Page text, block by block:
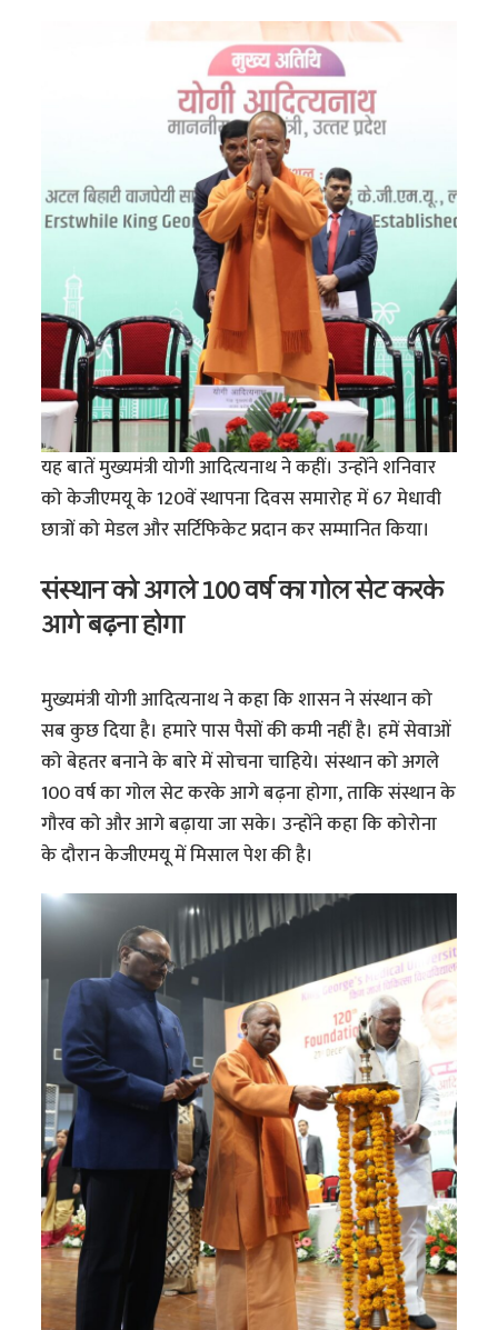
यह बातें मुख्यमंत्री योगी आदित्यनाथ ने कहीं। उन्होंने शनिवार
को केजीएमयू के 120वें स्थापना दिवस समारोह में 67 मेधावी
छात्रों को मेडल और सर्टिफिकेट प्रदान कर सम्मानित किया।
संस्थान को अगले 100 वर्ष का गोल सेट करके
आगे बढ़ना होगा
मुख्यमंत्री योगी आदित्यनाथ ने कहा कि शासन ने संस्थान को
सब कुछ दिया है। हमारे पास पैसों की कमी नहीं है। हमें सेवाओं
को बेहतर बनाने के बारे में सोचना चाहिये। संस्थान को अगले
100 वर्ष का गोल सेट करके आगे बढ़ना होगा, ताकि संस्थान के
गौरव को और आगे बढ़ाया जा सके। उन्होंने कहा कि कोरोना
के दौरान केजीएमयू में मिसाल पेश की है।